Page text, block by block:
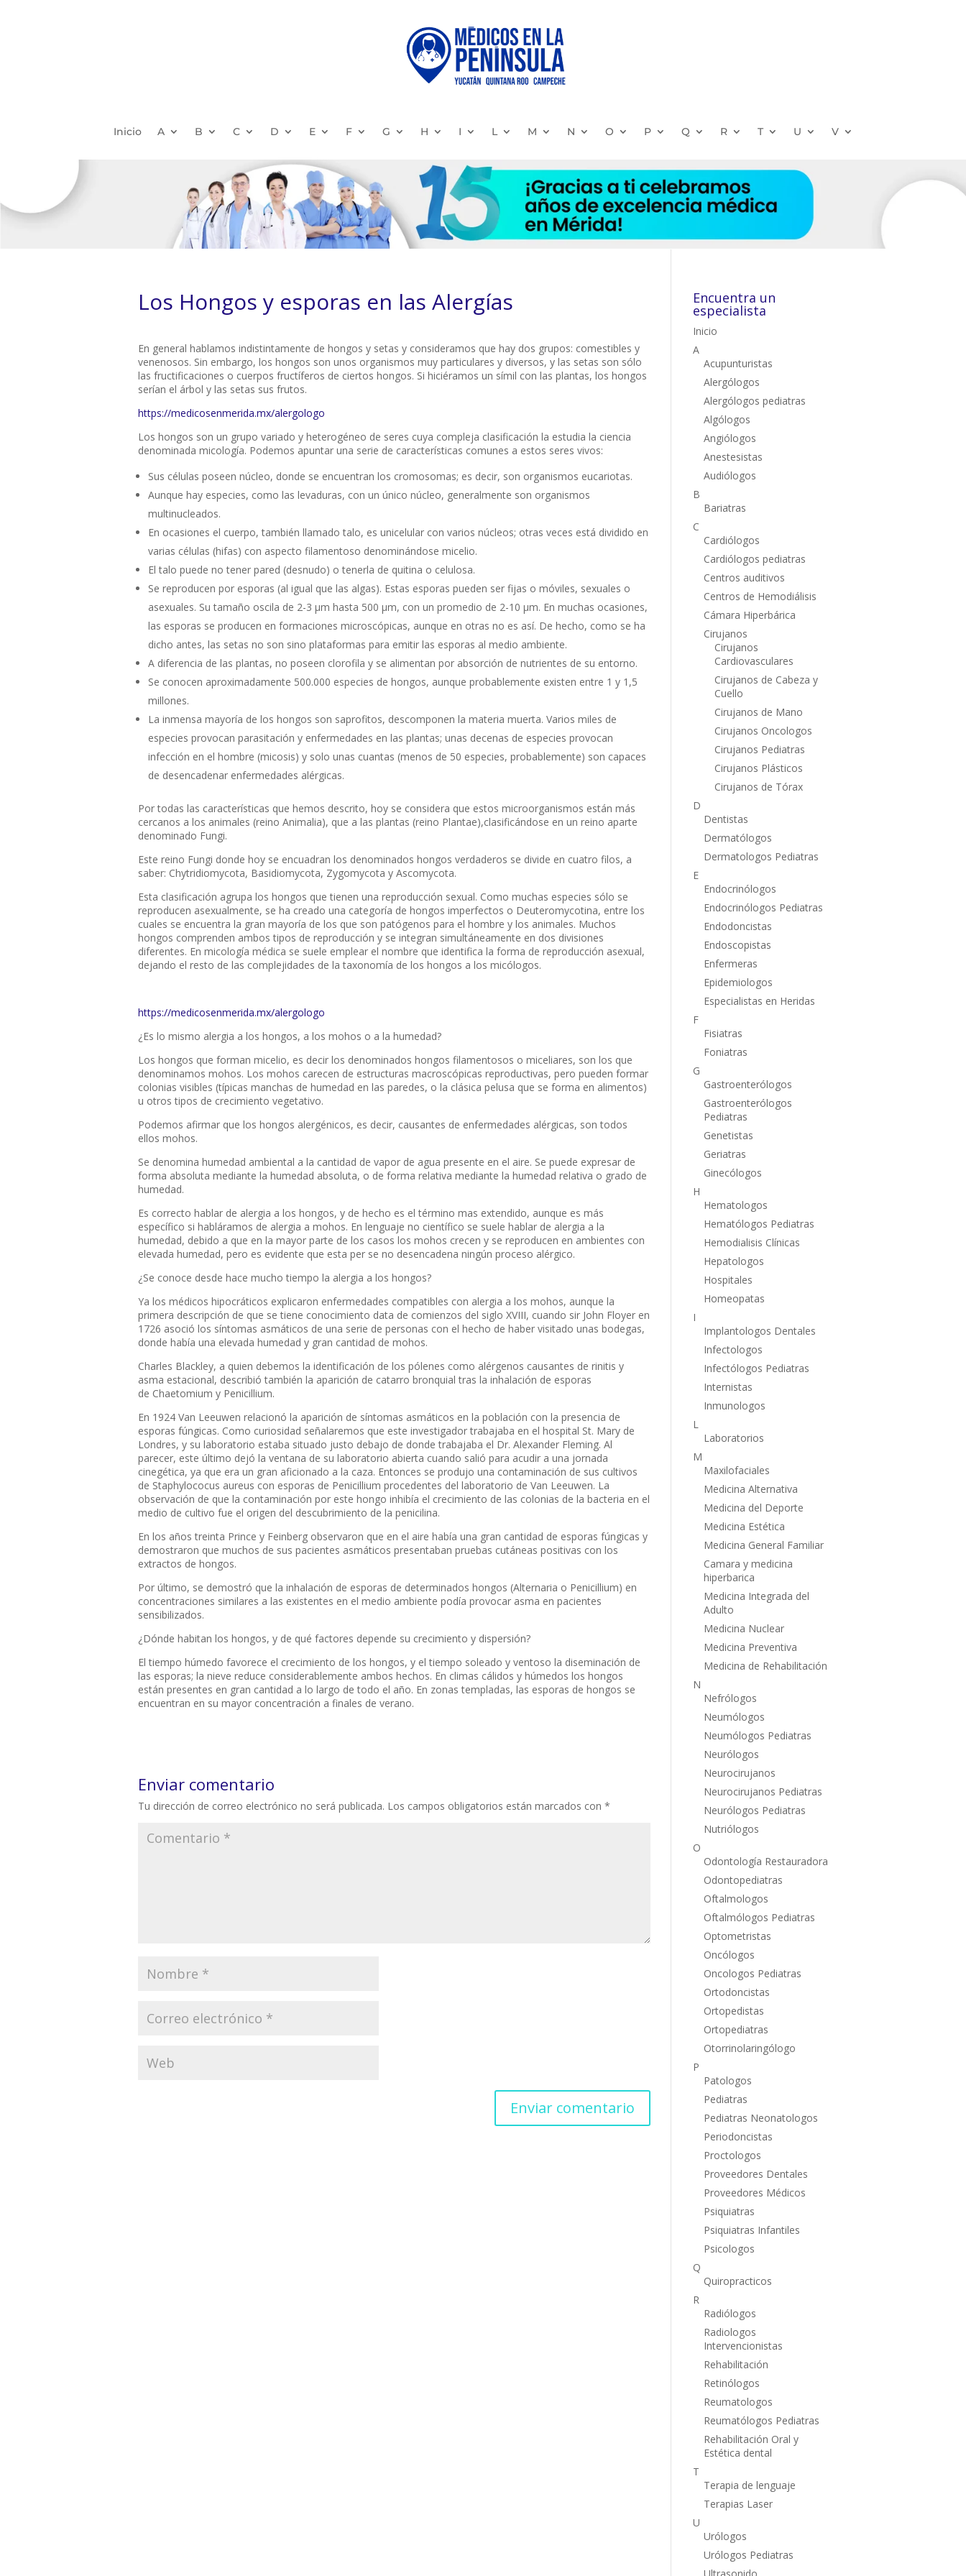
Inicio A B C D E F G H I L M N O P Q R T U V
Los Hongos y esporas en las Alergías
En general hablamos indistintamente de hongos y setas y consideramos que hay dos grupos: comestibles y
venenosos. Sin embargo, los hongos son unos organismos muy particulares y diversos, y las setas son sólo
las fructificaciones o cuerpos fructíferos de ciertos hongos. Si hiciéramos un símil con las plantas, los hongos
serían el árbol y las setas sus frutos.
https://medicosenmerida.mx/alergologo
Los hongos son un grupo variado y heterogéneo de seres cuya compleja clasificación la estudia la ciencia
denominada micología. Podemos apuntar una serie de características comunes a estos seres vivos:
Sus células poseen núcleo, donde se encuentran los cromosomas; es decir, son organismos eucariotas.
Aunque hay especies, como las levaduras, con un único núcleo, generalmente son organismos
multinucleados.
En ocasiones el cuerpo, también llamadotalo, es unicelular con varios núcleos; otras veces está dividido en
varias células (hifas) con aspecto filamentoso denominándose micelio.
El talo puede no tener pared (desnudo) o tenerla de quitina o celulosa.
Se reproducen por esporas (al igual que las algas). Estas esporas pueden ser fijas o móviles, sexuales o
asexuales. Su tamaño oscila de 2-3 µm hasta 500 µm, con un promedio de 2-10 µm. En muchas ocasiones,
las esporas se producen en formaciones microscópicas, aunque en otras no es así. De hecho, como se ha
dicho antes, las setas no son sino plataformas para emitir las esporas al medio ambiente.
A diferencia de las plantas, no poseen clorofila y se alimentan por absorción de nutrientes de su entorno.
Se conocen aproximadamente 500.000 especies de hongos, aunque probablemente existen entre 1 y 1,5
millones.
La inmensa mayoría de los hongos son saprofitos, descomponen la materia muerta. Varios miles de
especies provocan parasitación y enfermedades en las plantas; unas decenas de especies provocan
infección en el hombre (micosis) y solo unas cuantas (menos de 50 especies, probablemente) son capaces
de desencadenar enfermedades alérgicas.
Por todas las características que hemos descrito, hoy se considera que estos microorganismos están más
cercanos a los animales (reino Animalia), que a las plantas (reino Plantae),clasificándose en un reino aparte
denominado Fungi.
Este reino Fungi donde hoy se encuadran los denominados hongos verdaderos se divide en cuatro filos, a
saber: Chytridiomycota, Basidiomycota, Zygomycota y Ascomycota.
Esta clasificación agrupa los hongos que tienen una reproducción sexual. Como muchas especies sólo se
reproducen asexualmente, se ha creado una categoría de hongos imperfectos o Deuteromycotina, entre los
cuales se encuentra la gran mayoría de los que son patógenos para el hombre y los animales. Muchos
hongos comprenden ambos tipos de reproducción y se integran simultáneamente en dos divisiones
diferentes. En micología médica se suele emplear el nombre que identifica la forma de reproducción asexual,
dejando el resto de las complejidades de la taxonomía de los hongos a los micólogos.
https://medicosenmerida.mx/alergologo
¿Es lo mismo alergia a los hongos, a los mohos o a la humedad?
Los hongos que forman micelio, es decir los denominados hongos filamentosos o miceliares, son los que
denominamos mohos. Los mohos carecen de estructuras macroscópicas reproductivas, pero pueden formar
colonias visibles (típicas manchas de humedad en las paredes, o la clásica pelusa que se forma en alimentos)
u otros tipos de crecimiento vegetativo.
Podemos afirmar que los hongos alergénicos, es decir, causantes de enfermedades alérgicas, son todos
ellos mohos.
Se denomina humedad ambiental a la cantidad de vapor de agua presente en el aire. Se puede expresar de
forma absoluta mediante la humedad absoluta, o de forma relativa mediante la humedad relativa o grado de
humedad.
Es correcto hablar de alergia a los hongos, y de hecho es el término mas extendido, aunque es más
específico si habláramos de alergia a mohos. En lenguaje no científico se suele hablar de alergia a la
humedad, debido a que en la mayor parte de los casos los mohos crecen y se reproducen en ambientes con
elevada humedad, pero es evidente que esta per se no desencadena ningún proceso alérgico.
¿Se conoce desde hace mucho tiempo la alergia a los hongos?
Ya los médicos hipocráticos explicaron enfermedades compatibles con alergia a los mohos, aunque la
primera descripción de que se tiene conocimiento data de comienzos del siglo XVIII, cuando sir John Floyer en
1726 asoció los síntomas asmáticos de una serie de personas con el hecho de haber visitado unas bodegas,
donde había una elevada humedad y gran cantidad de mohos.
Charles Blackley, a quien debemos la identificación de los pólenes como alérgenos causantes de rinitis y
asma estacional, describió también la aparición de catarro bronquial tras la inhalación de esporas
de Chaetomium y Penicillium.
En 1924 Van Leeuwen relacionó la aparición de síntomas asmáticos en la población con la presencia de
esporas fúngicas. Como curiosidad señalaremos que este investigador trabajaba en el hospital St. Mary de
Londres, y su laboratorio estaba situado justo debajo de donde trabajaba el Dr. Alexander Fleming. Al
parecer, este último dejó la ventana de su laboratorio abierta cuando salió para acudir a una jornada
cinegética, ya que era un gran aficionado a la caza. Entonces se produjo una contaminación de sus cultivos
de Staphylococus aureus con esporas de Penicillium procedentes del laboratorio de Van Leeuwen. La
observación de que la contaminación por este hongo inhibía el crecimiento de las colonias de la bacteria en el
medio de cultivo fue el origen del descubrimiento de la penicilina.
En los años treinta Prince y Feinberg observaron que en el aire había una gran cantidad de esporas fúngicas y
demostraron que muchos de sus pacientes asmáticos presentaban pruebas cutáneas positivas con los
extractos de hongos.
Por último, se demostró que la inhalación de esporas de determinados hongos (Alternaria o Penicillium) en
concentraciones similares a las existentes en el medio ambiente podía provocar asma en pacientes
sensibilizados.
¿Dónde habitan los hongos, y de qué factores depende su crecimiento y dispersión?
El tiempo húmedo favorece el crecimiento de los hongos, y el tiempo soleado y ventoso la diseminación de
las esporas; la nieve reduce considerablemente ambos hechos. En climas cálidos y húmedos los hongos
están presentes en gran cantidad a lo largo de todo el año. En zonas templadas, las esporas de hongos se
encuentran en su mayor concentración a finales de verano.
Enviar comentario
Tu dirección de correo electrónico no será publicada. Los campos obligatorios están marcados con *
Encuentra un
especialista
Inicio
A
Acupunturistas
Alergólogos
Alergólogos pediatras
Algólogos
Angiólogos
Anestesistas
Audiólogos
B
Bariatras
C
Cardiólogos
Cardiólogos pediatras
Centros auditivos
Centros de Hemodiálisis
Cámara Hiperbárica
Cirujanos
Cirujanos
Cardiovasculares
Cirujanos de Cabeza y
Cuello
Cirujanos de Mano
Cirujanos Oncologos
Cirujanos Pediatras
Cirujanos Plásticos
Cirujanos de Tórax
D
Dentistas
Dermatólogos
Dermatologos Pediatras
E
Endocrinólogos
Endocrinólogos Pediatras
Endodoncistas
Endoscopistas
Enfermeras
Epidemiologos
Especialistas en Heridas
F
Fisiatras
Foniatras
G
Gastroenterólogos
Gastroenterólogos
Pediatras
Genetistas
Geriatras
Ginecólogos
H
Hematologos
Hematólogos Pediatras
Hemodialisis Clínicas
Hepatologos
Hospitales
Homeopatas
I
Implantologos Dentales
Infectologos
Infectólogos Pediatras
Internistas
Inmunologos
L
Laboratorios
M
Maxilofaciales
Medicina Alternativa
Medicina del Deporte
Medicina Estética
Medicina General Familiar
Camara y medicina
hiperbarica
Medicina Integrada del
Adulto
Medicina Nuclear
Medicina Preventiva
Medicina de Rehabilitación
N
Nefrólogos
Neumólogos
Neumólogos Pediatras
Neurólogos
Neurocirujanos
Neurocirujanos Pediatras
Neurólogos Pediatras
Nutriólogos
O
Odontología Restauradora
Odontopediatras
Oftalmologos
Oftalmólogos Pediatras
Optometristas
Oncólogos
Oncologos Pediatras
Ortodoncistas
Ortopedistas
Ortopediatras
Otorrinolaringólogo
P
Patologos
Pediatras
Pediatras Neonatologos
Periodoncistas
Proctologos
Proveedores Dentales
Proveedores Médicos
Psiquiatras
Psiquiatras Infantiles
Psicologos
Q
Quiropracticos
R
Radiólogos
Radiologos
Intervencionistas
Rehabilitación
Retinólogos
Reumatologos
Reumatólogos Pediatras
Rehabilitación Oral y
Estética dental
T
Terapia de lenguaje
Terapias Laser
U
Urólogos
Urólogos Pediatras
Ultrasonido